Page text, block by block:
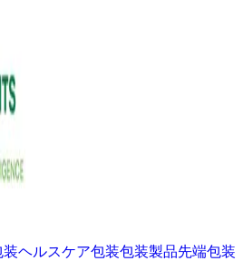
装ヘルスケア包装包装製品先端包装